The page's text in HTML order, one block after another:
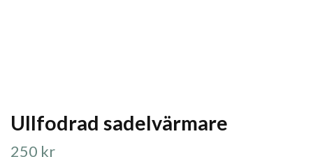
Ullfodrad sadelvärmare
250 kr